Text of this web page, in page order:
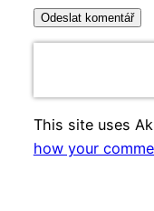
This site uses
how your